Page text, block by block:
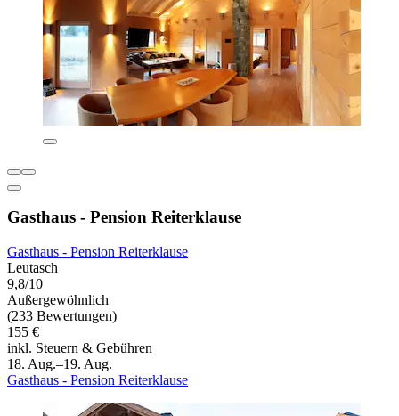
Gasthaus - Pension Reiterklause
Gasthaus - Pension Reiterklause
Leutasch
9,8/10
Außergewöhnlich
(233 Bewertungen)
155 €
inkl. Steuern & Gebühren
18. Aug.–19. Aug.
Gasthaus - Pension Reiterklause